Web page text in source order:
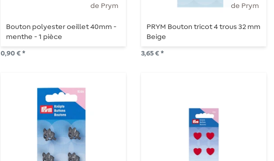
de Prym
Bouton polyester oeillet 40mm -
menthe - 1 pièce
0,90 € *
de Prym
PRYM Bouton tricot 4 trous 32 mm
Beige
3,65 € *